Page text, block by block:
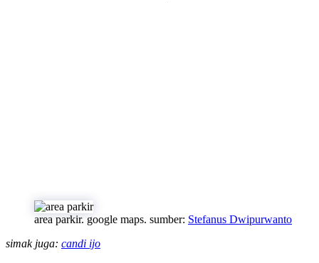
area parkir. google maps. sumber: Stefanus Dwipurwanto
simak juga: candi ijo